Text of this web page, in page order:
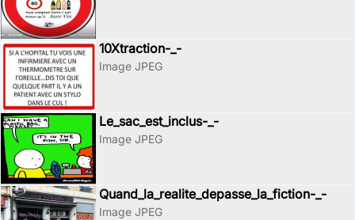
10Xtraction-_-
Image JPEG
Le_sac_est_inclus-_-
Image JPEG
Quand_la_realite_depasse_la_fiction-_-
Image JPEG